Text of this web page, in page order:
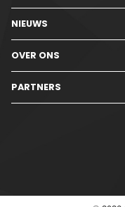
NIEUWS
OVER ONS
PARTNERS